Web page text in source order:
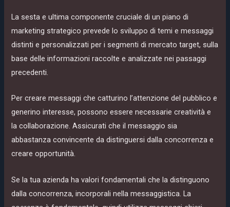
La sesta e ultima componente cruciale di un piano di
marketing strategico prevede lo sviluppo di temi e messaggi
distinti e personalizzati per i segmenti di mercato target, sulla
base delle informazioni raccolte e analizzate nei passaggi
precedenti.
Per creare messaggi che catturino l’attenzione del pubblico e
generino interesse, possono essere necessarie creatività e
la collaborazione. Assicurati che il messaggio sia
abbastanza convincente da distinguersi dalla concorrenza e
creare opportunità.
Se la tua azienda ha valori fondamentali che la distinguono
dalla concorrenza, incorporali nella messaggistica. La